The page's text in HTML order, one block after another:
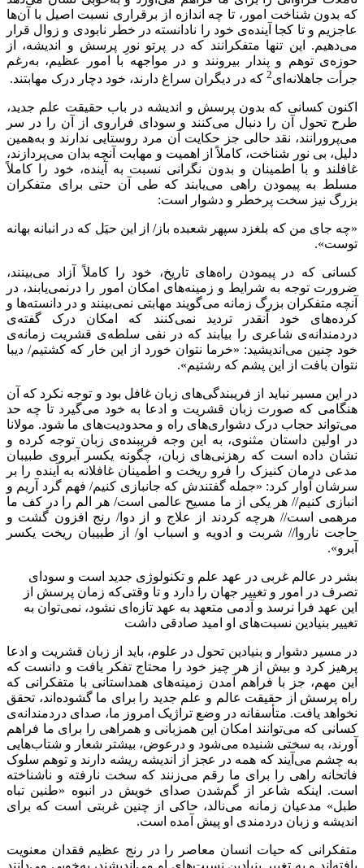
که بدون شناخت امور، تا چه اندازه از برقراری نسبت اصیل با آن‌ها
عاجزیم و تا کجا آینده‌ی خود را نادانسته در خطر نابودی و زوال قرار
می‌دهیم. این تنها متفکرانند که در پرتو نورِ پرسش و اندیشه، از
حوزه‌ی توهم و پندار بیرونند و در مواجهه با امور عظیم، به‌رغم
جرأت جاهلانه‌ای2 که در دیگران سراغ دارند، خود دچار درک مهابتند.
اکنون کسانی که بدون پرسش و اندیشه در باب حقیقت علم جدید‌،
طرح تحول آن را دنبال می‌کنند و سودای فراروی از آن را در سر
می‌پرورانند، نقد حالی جز حکایت آن مرد روستایی ندارند و به‌همین
دلیل، بی نور شناخت، کاملاً از اهمیت و مهابت آنچه بدان می‌پردازند،
غافلند و با اطمینان و بدون نگرانی نسبت به آینده، خود را کاملاً
مسلط به پیمودن راهی می‌یابند که طی آن حتی برای متفکران
بزرگ نیز سخت پرخطر و دشوار است:
«چه جای من که بلغزد سپهر شعبده ‌باز/ از این حیَل که در انبانه بهانه
توست».
کسانی که در پیمودن راه‌های تاریخ، خود را کاملاً آزاد می‌بینند،
ضرورت توجه به شرایط و زمینه‌های امکان امور را درنمی‌یابند، در
آنچه متفکران بزرگ زمانه می‌گویند مهابتی نمی‌بینند و در دانسته‌ها و
کرده‌های خود آنقدر تردید نمی‌کنند که امکان درک گفته‌ی
دردمندانه‌ی شاعری را بیابند که در نفی سلطه‌ی قشریت زمانه‌ی
خود چنین می‌اندیشید: «خرما نتوان خورد از این خار که کشتیم/ دیبا
نتوان بافت از این پشم که رشتیم».
در این مسیر نباید از فریبندگی‌های زبان غافل بود و توجه نکرد که آن
هنگامی که صورت زبان قشریت و ادعا به خود می‌گیرد تا چه حد
می‌تواند حجاب درک دشواری‌های راه و محدودیت‌های ما شود. مولانا
در اولین داستان مثنوی، به این وجه فریبنده‌ی زبان توجه کرده و
نشان داده است که رهزنی‌های زبان، چگونه یکسر آبروی طبیبان
مدعی درمان کنیزک را فرو ریخت و اطمینان غافلانه به آینده‌ را بر
سرشان آوار کرد: «جمله گفتندش که جانبازی کنیم/ فهم گرد آریم و
انبازی کنیم// هر یکی از ما مسیح عالمی است/ هر الم را در کف ما
مرهمی است// هرچه کردند از علاج و از دوا/ رنج افزون گشت و
حاجت ناروا// شربت و ادویه و اسباب او/ از طبیبان ریخت یکسر
آبرو».
بشر در عالم غربی در عهد علم و تکنولوژی جدید است و سودای
تصرف در امور و تغییر جهان را دارد و تا وقتی‌که زمان پرسش از
این عهد فرا نرسد و آدمی متعهد به عهد تازه‌ای نشود، نمی‌توان به
تغییر بنیادین نسبت‌های او امید صادقی داشت
در مسیر دشوار و بنیادین تحول در علوم، باید از زبان قشریت و ادعا
پرهیز کرد و بیش از هر چیز خود را محتاج تفکر یافت و دانست که
این مهم، جز با فراهم آمدن زمینه‌های همداستانی با متفکرانی که
راه پرسش از حقیقت عالم و علم جدید را برای ما گشوده‌اند، تحقق
نخواهد یافت. متأسفانه در وضع تراژیک امروز ما، صدای دردمندانه‌ی
کسانی که می‌توانند امکان این همزبانی و همراهی را برای ما فراهم
آورند، به سختی شنیده می‌شود و درعوض، بیشتر شعار و شتاب‌هایی
به چشم می‌آیند که همه در عجز از اندیشه ریشه دارند و توهم سلوک
فاتحانه راهی را برای ما رقم می‌زنند که سخت نارفته و ناشناخته
است. اینکه شاعر از گم‌شدن صدای خویش در انبوه «طنین تباه
طبل» مدعیان زمانه می‌نالد، حاکی از چنین غربتی است که برای
اندیشه و زبان دردمندی او پیش آمده است.
متفکرانی که حیات انسان معاصر را در رنج عظیم فقدان معنویت